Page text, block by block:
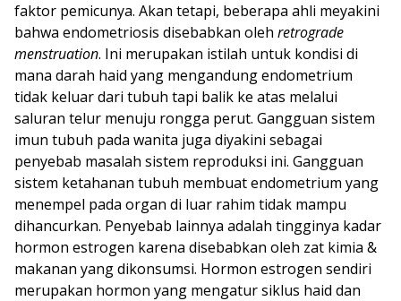
faktor pemicunya. Akan tetapi, beberapa ahli meyakini
bahwa endometriosis disebabkan oleh retrograde
menstruation. Ini merupakan istilah untuk kondisi di
mana darah haid yang mengandung endometrium
tidak keluar dari tubuh tapi balik ke atas melalui
saluran telur menuju rongga perut. Gangguan sistem
imun tubuh pada wanita juga diyakini sebagai
penyebab masalah sistem reproduksi ini. Gangguan
sistem ketahanan tubuh membuat endometrium yang
menempel pada organ di luar rahim tidak mampu
dihancurkan. Penyebab lainnya adalah tingginya kadar
hormon estrogen karena disebabkan oleh zat kimia &
makanan yang dikonsumsi. Hormon estrogen sendiri
merupakan hormon yang mengatur siklus haid dan